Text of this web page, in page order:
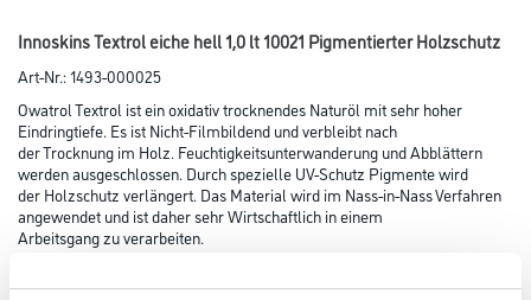
Innoskins Textrol eiche hell 1,0 lt 10021 Pigmentierter Holzschutz
Art-Nr.:1493-000025
Owatrol Textrol ist ein oxidativ trocknendes Naturöl mit sehr hoher
Eindringtiefe. Es ist Nicht-Filmbildend und verbleibt nach
der Trocknung im Holz. Feuchtigkeitsunterwanderung und Abblättern
werden ausgeschlossen. Durch spezielle UV-Schutz Pigmente wird
der Holzschutz verlängert. Das Material wird im Nass-in-Nass Verfahren
angewendet und ist daher sehr Wirtschaftlich in einem
Arbeitsgang zu verarbeiten.
Farbtonbezeichnung